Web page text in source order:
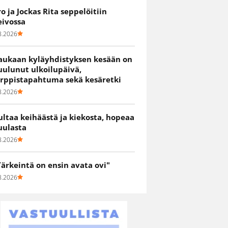
ja Jockas Rita seppelöitiin
kyläyhdistyksen kesään on
ulkoilupäivä,
sekä kesäretki
keihäästä ja kiekosta, hopeaa
on ensin avata ovi"